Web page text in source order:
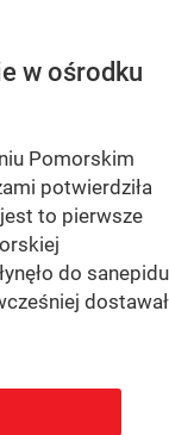
w ośrodku
Pomorskim
potwierdziła
to pierwsze
do sanepidu
dostawał